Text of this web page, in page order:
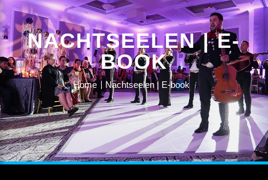
NACHTSEELEN | E-
BOOK
Home Nachtseelen | E-book